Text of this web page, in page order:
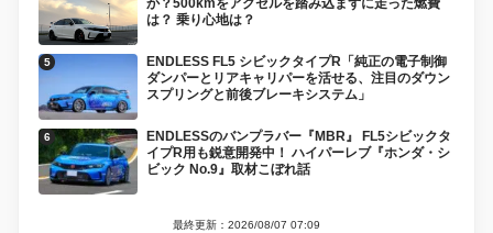
か？500kmをアクセルを踏み込まずに走った燃費
は？ 乗り心地は？
ENDLESS FL5 シビックタイプR「純正の電子制御
ダンパーとリアキャリパーを活せる、注目のダウン
スプリングと前後ブレーキシステム」
ENDLESSのバンプラバー『MBR』 FL5シビックタ
イプR用も鋭意開発中！ ハイパーレブ『ホンダ・シ
ビック No.9』取材こぼれ話
最終更新：2026/08/07 07:09